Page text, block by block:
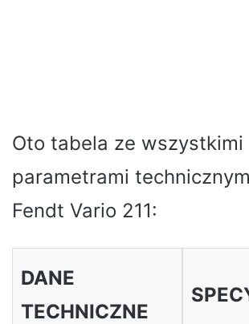
Oto tabela ze wszystkimi
parametrami
Fendt Vario 211:
DANE
TECHNICZNE